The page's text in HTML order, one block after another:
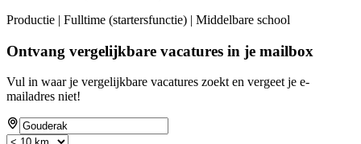
Productie | Fulltime (startersfunctie) | Middelbare school
Ontvang vergelijkbare vacatures in je mailbox
Vul in waar je vergelijkbare vacatures zoekt en vergeet je e-
mailadres niet!